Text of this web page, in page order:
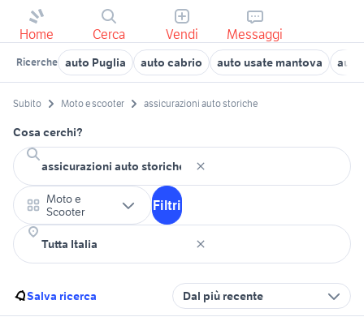
Home Cerca Vendi Messaggi
Ricerche auto Puglia auto cabrio auto usate mantova auto
Subito Moto e scooter assicurazioni auto storiche
Cosa cerchi?
Moto e
Scooter
Filtri
Salva ricerca Dal più recente